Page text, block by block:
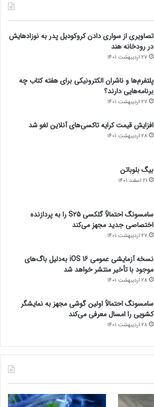
تصاویری از سواری دادن کروکودیل پدر به نوزادهایش
در رودخانه هند
27 اردیبهشت 1401
پلتفرم‌ها و ناشران الکترونیکی برای هفته کتاب چه
برنامه‌هایی دارند؟
27 اردیبهشت 1401
افزایش قیمت کرایه تاکسی‌های آنلاین لغو شد
28 اردیبهشت 1401
بیگ بلوباتن
21 اسفند 1401
سامسونگ احتمالاً گلکسی S25 را به پردازنده
اختصاصی جدید مجهز می‌کند
27 اردیبهشت 1401
نسخه آزمایشی عمومی iOS 16 به‌دلیل باگ‌های
موجود با تأخیر منتشر خواهد شد
28 اردیبهشت 1401
سامسونگ احتمالاً اولین گوشی مجهز به نمایشگر
کشویی را امسال معرفی می‌کند
28 اردیبهشت 1401